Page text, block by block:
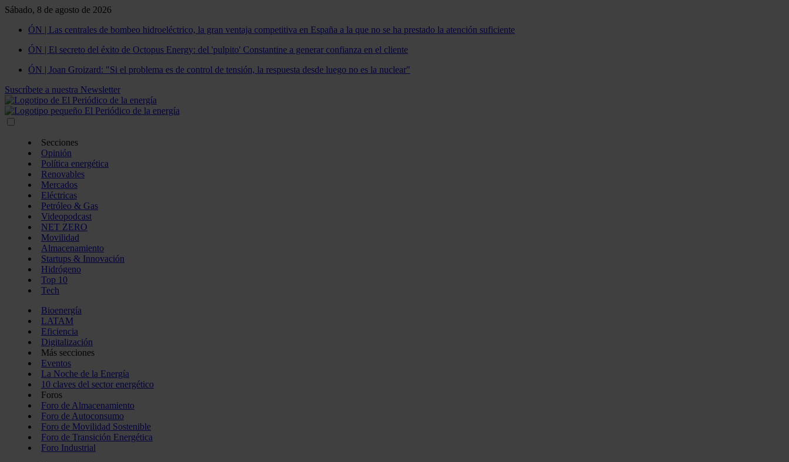
Sábado, 8 de agosto de 2026
ÓN | Las centrales de bombeo hidroeléctrico, la gran ventaja competitiva en España a la que no se ha prestado la atención suficiente
ÓN | El secreto del éxito de Octopus Energy: del 'pulpito' Constantine a generar confianza en el cliente
ÓN | Joan Groizard: "Si el problema es de control de tensión, la respuesta desde luego no es la nuclear"
Suscríbete a nuestra Newsletter
Secciones
Opinión
Política energética
Renovables
Mercados
Eléctricas
Petróleo & Gas
Videopodcast
NET ZERO
Movilidad
Almacenamiento
Startups & Innovación
Hidrógeno
Top 10
Tech
Bioenergía
LATAM
Eficiencia
Digitalización
Más secciones
Eventos
La Noche de la Energía
10 claves del sector energético
Foros
Foro de Almacenamiento
Foro de Autoconsumo
Foro de Movilidad Sostenible
Foro de Transición Energética
Foro Industrial